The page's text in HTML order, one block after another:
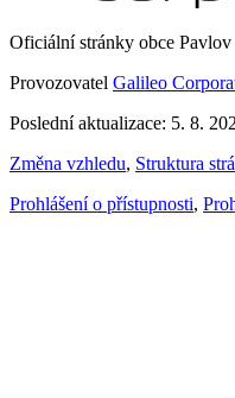
Oficiální stránky obce
Provozovatel Galileo
Poslední aktualizace: 5. 8.
Změna vzhledu, Struktura
Prohlášení o přístupnosti,